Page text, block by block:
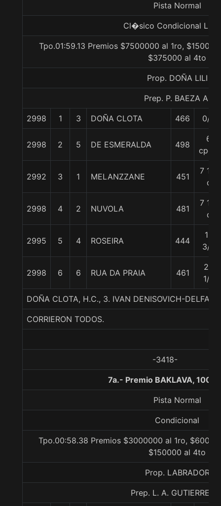
Pista Normal
Cl�sico Condicional
Tpo.01:59.13 Premios $7500000 al 1ro,
$375000 al 4to
Prop. DOÑA LILI
Prep. P. BAEZA A.
2998 1 3 DOÑA CLOTA 466 0/0
2998 2 5 DE ESMERALDA 498
6
cpos.
2992 3 1 MELANZZANE 451
7 1/4
c
2998 4 2 NUVOLA 481
7 1/2
c
2995 5 4 ROSEIRA 444
15
3/4
2998 6 6 RUA DA PRAIA 461
23
1/4
DOÑA CLOTA, H.C., 3. IVAN DENISOVICH-DELFA-
CORRIERON TODOS.
-3418-
7a.- Premio BAKLAVA, 1000
Pista Normal
Condicional
Tpo.00:58.38 Premios $3000000 al 1ro,
$150000 al 4to
Prop. LABRADOR
Prep. L. A. GUTIERREZ